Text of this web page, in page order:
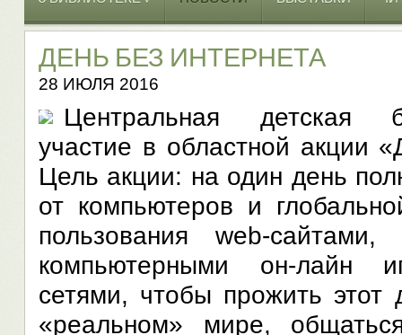
ДЕНЬ БЕЗ ИНТЕРНЕТА
28 ИЮЛЯ 2016
Центральная детская
участие в областной акции
Цель акции: на один день
от компьютеров и
пользования web-сайтами,
компьютерными он-лайн
сетями, чтобы прожить этот
«реальном» мире,